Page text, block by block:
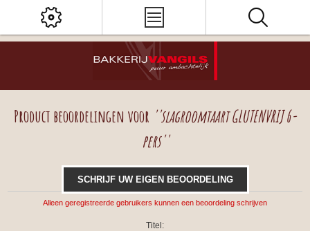
Product beoordelingen voor slagroomtaart GLUTENVRIJ 6-
pers
SCHRIJF UW EIGEN BEOORDELING
Alleen geregistreerde gebruikers kunnen een beoordeling schrijven
Titel: